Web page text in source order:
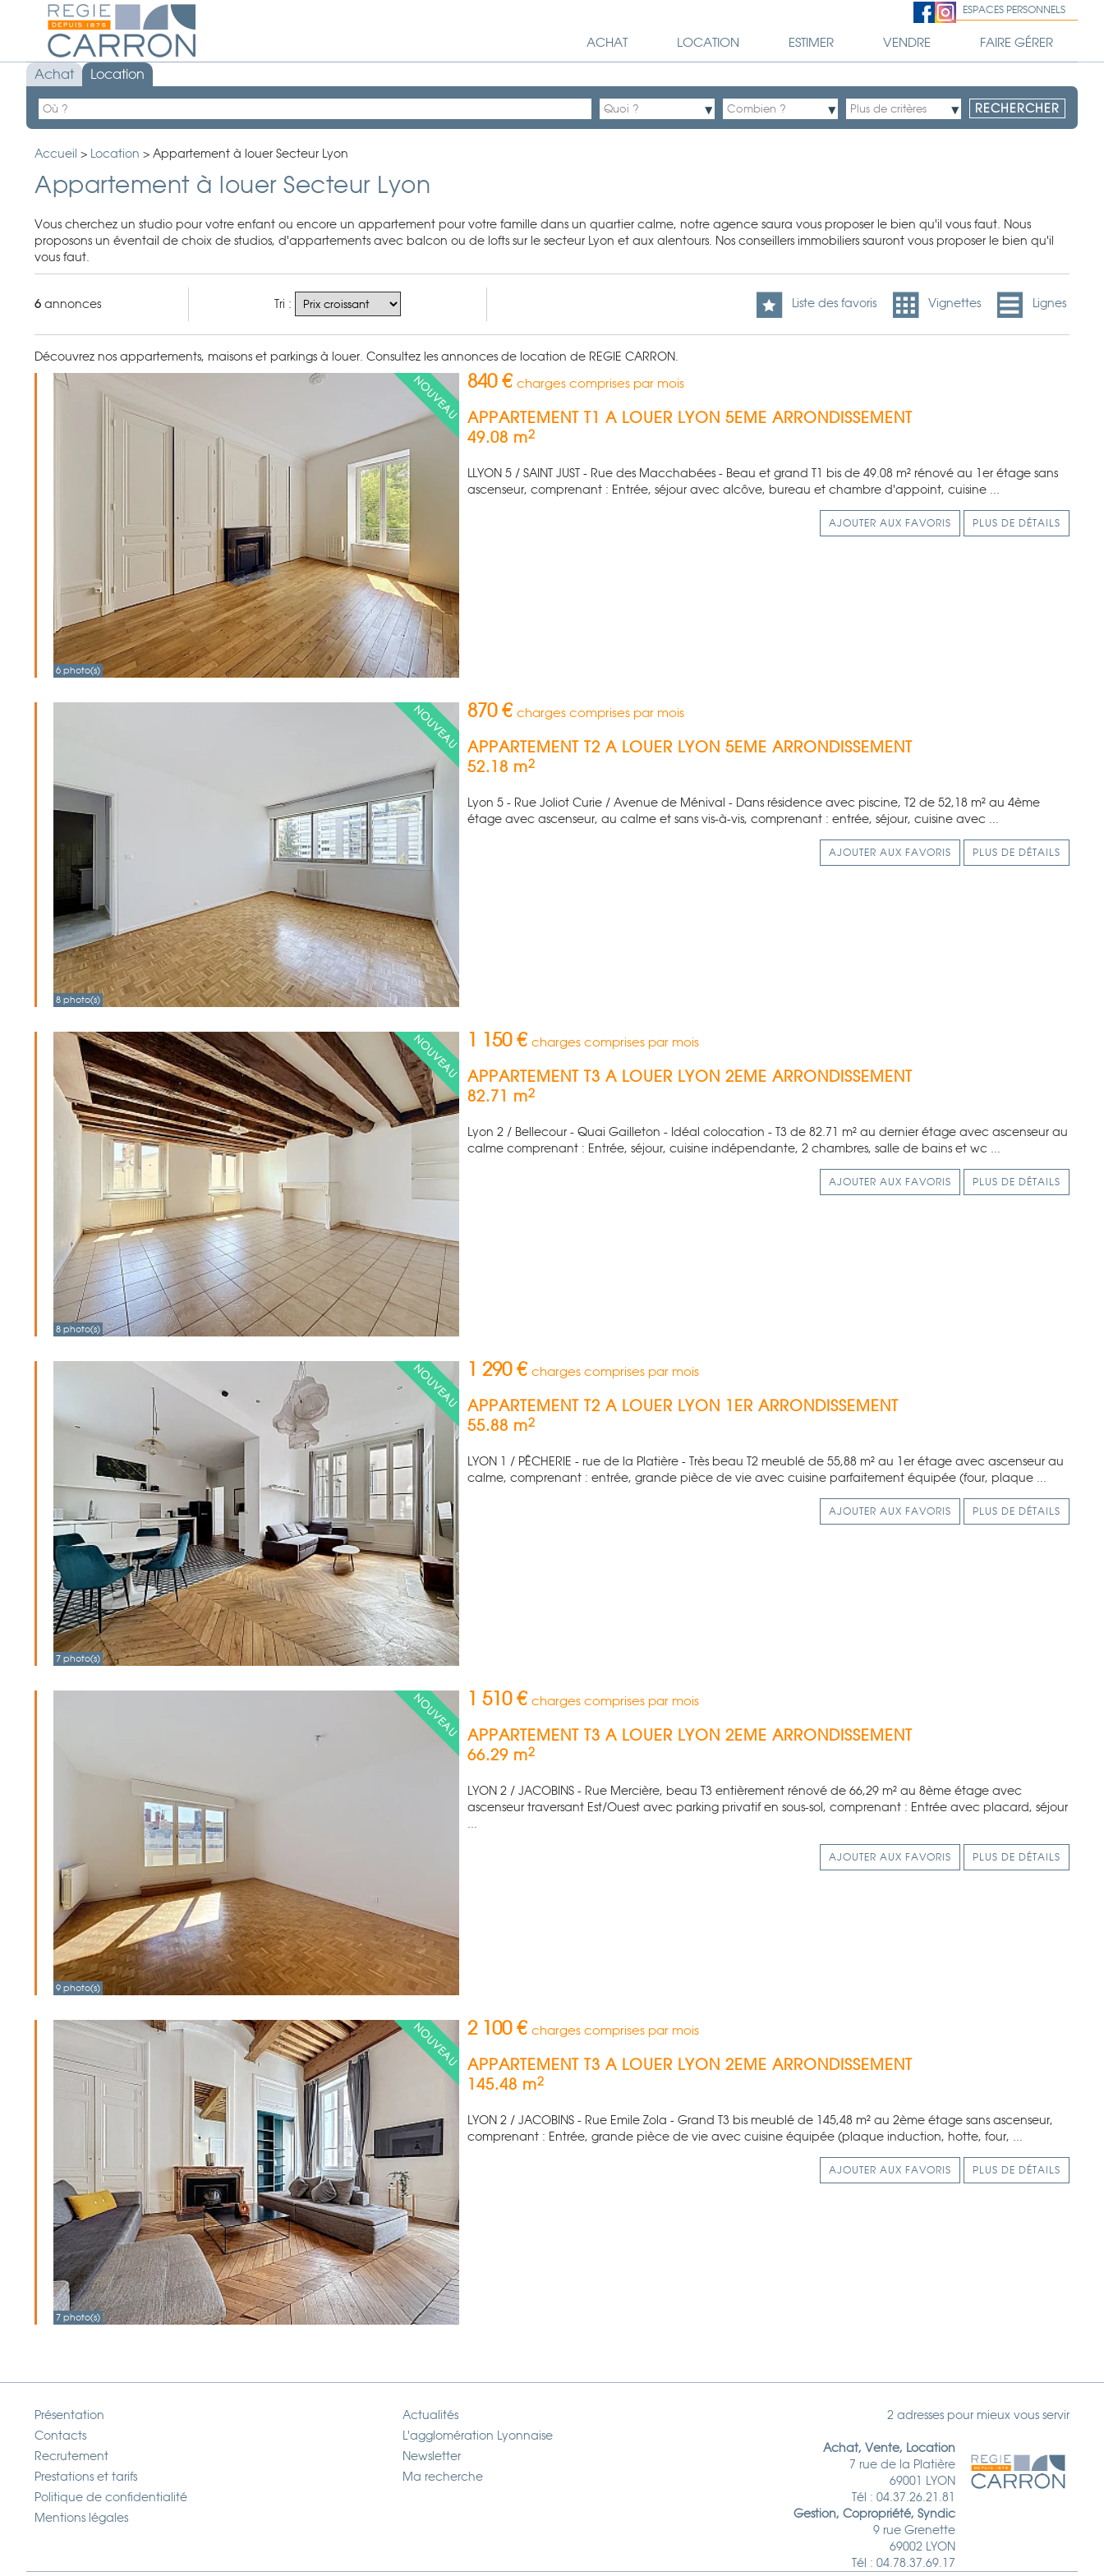
ESPACES PERSONNELS
ACHAT LOCATION ESTIMER VENDRE FAIRE GÉRER
Achat Location
Accueil > Location > Appartement à louer Secteur Lyon
Appartement à louer Secteur Lyon
Vous cherchez un studio pour votre enfant ou encore un appartement pour votre famille dans un quartier calme, notre agence saura vous proposer le bien qu'il vous faut. Nous
proposons un éventail de choix de studios, d'appartements avec balcon ou de lofts sur le secteur Lyon et aux alentours. Nos conseillers immobiliers sauront vous proposer le bien qu'il
vous faut.
6 annonces Tri : Liste des favoris Vignettes Lignes
Découvrez nos appartements, maisons et parkings à louer. Consultez les annonces de location de REGIE CARRON.
6 photo(s)
840 € charges comprises par mois
APPARTEMENT T1 A LOUER LYON 5EME ARRONDISSEMENT
49.08 m2
LLYON 5 / SAINT JUST - Rue des Macchabées - Beau et grand T1 bis de 49.08 m² rénové au 1er étage sans
ascenseur, comprenant : Entrée, séjour avec alcôve, bureau et chambre d'appoint, cuisine ...
AJOUTER AUX FAVORIS PLUS DE DÉTAILS
8 photo(s)
870 € charges comprises par mois
APPARTEMENT T2 A LOUER LYON 5EME ARRONDISSEMENT
52.18 m2
Lyon 5 - Rue Joliot Curie / Avenue de Ménival - Dans résidence avec piscine, T2 de 52,18 m² au 4ème
étage avec ascenseur, au calme et sans vis-à-vis, comprenant : entrée, séjour, cuisine avec ...
AJOUTER AUX FAVORIS PLUS DE DÉTAILS
8 photo(s)
1 150 € charges comprises par mois
APPARTEMENT T3 A LOUER LYON 2EME ARRONDISSEMENT
82.71 m2
Lyon 2 / Bellecour - Quai Gailleton - Idéal colocation - T3 de 82.71 m² au dernier étage avec ascenseur au
calme comprenant : Entrée, séjour, cuisine indépendante, 2 chambres, salle de bains et wc ...
AJOUTER AUX FAVORIS PLUS DE DÉTAILS
7 photo(s)
1 290 € charges comprises par mois
APPARTEMENT T2 A LOUER LYON 1ER ARRONDISSEMENT
55.88 m2
LYON 1 / PÊCHERIE - rue de la Platière - Très beau T2 meublé de 55,88 m² au 1er étage avec ascenseur au
calme, comprenant : entrée, grande pièce de vie avec cuisine parfaitement équipée (four, plaque ...
AJOUTER AUX FAVORIS PLUS DE DÉTAILS
9 photo(s)
1 510 € charges comprises par mois
APPARTEMENT T3 A LOUER LYON 2EME ARRONDISSEMENT
66.29 m2
LYON 2 / JACOBINS - Rue Mercière, beau T3 entièrement rénové de 66,29 m² au 8ème étage avec
ascenseur traversant Est/Ouest avec parking privatif en sous-sol, comprenant : Entrée avec placard, séjour
AJOUTER AUX FAVORIS PLUS DE DÉTAILS
7 photo(s)
2 100 € charges comprises par mois
APPARTEMENT T3 A LOUER LYON 2EME ARRONDISSEMENT
145.48 m2
LYON 2 / JACOBINS - Rue Emile Zola - Grand T3 bis meublé de 145,48 m² au 2ème étage sans ascenseur,
comprenant : Entrée, grande pièce de vie avec cuisine équipée (plaque induction, hotte, four, ...
AJOUTER AUX FAVORIS PLUS DE DÉTAILS
Présentation
Contacts
Recrutement
Prestations et tarifs
Politique de confidentialité
Mentions légales
Actualités
L'agglomération Lyonnaise
Newsletter
Ma recherche
2 adresses pour mieux vous servir
Achat, Vente, Location
7 rue de la Platière
69001 LYON
Tél : 04.37.26.21.81
Gestion, Copropriété, Syndic
9 rue Grenette
69002 LYON
Tél : 04.78.37.69.17